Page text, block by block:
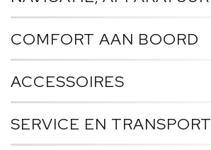
COMFORT AAN BOORD
ACCESSOIRES
SERVICE EN TRANSPORT